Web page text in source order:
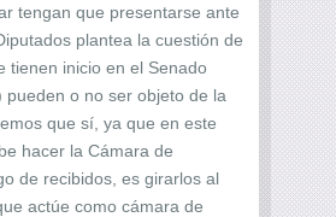
tengan que presentarse ante
plantea la cuestión de
tienen inicio en el Senado
pueden o no ser objeto de la
que sí, ya que en este
hacer la Cámara de
de recibidos, es girarlos al
actúe como cámara de